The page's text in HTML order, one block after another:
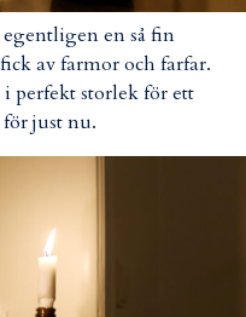
en så fin
av farmor och farfar.
perfekt storlek för ett
just nu.